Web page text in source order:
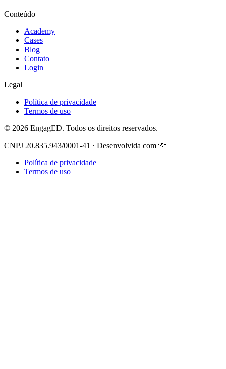
Conteúdo
Academy
Cases
Blog
Contato
Login
Legal
Política de privacidade
Termos de uso
© 2026 EngagED. Todos os direitos reservados.
CNPJ 20.835.943/0001-41 · Desenvolvida com 🩷
Política de privacidade
Termos de uso